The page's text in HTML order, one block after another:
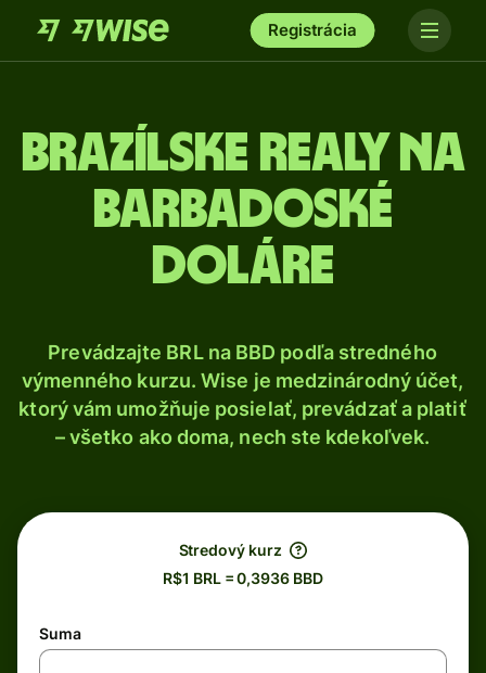
Registrácia
Brazílske realy na
barbadoské
doláre
Prevádzajte BRL na BBD podľa stredného
výmenného kurzu. Wise je medzinárodný účet,
ktorý vám umožňuje posielať, prevádzať a platiť
– všetko ako doma, nech ste kdekoľvek.
Stredový kurz
R$1 BRL = 0,3936 BBD
Suma